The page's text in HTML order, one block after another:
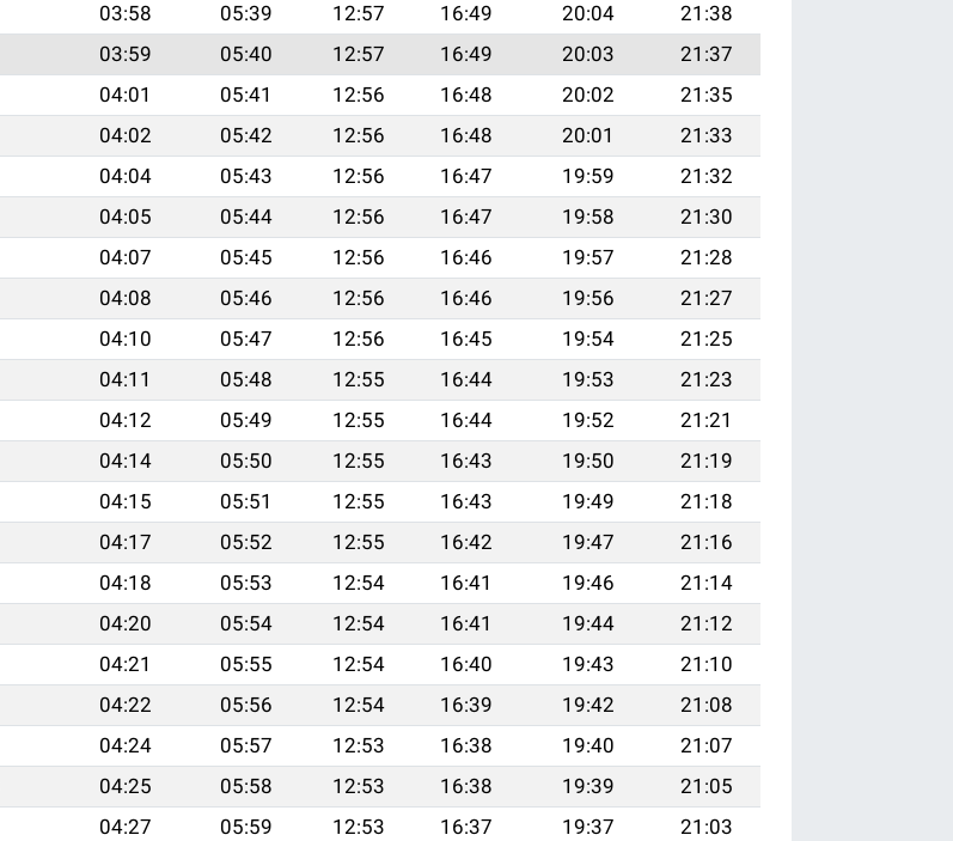
03:58 05:39 12:57 16:49 20:04
21:38
03:59 05:40 12:57 16:49 20:03
21:37
04:01 05:41 12:56 16:48 20:02
21:35
04:02 05:42 12:56 16:48 20:01
21:33
04:04 05:43 12:56 16:47 19:59
21:32
04:05 05:44 12:56 16:47 19:58
21:30
04:07 05:45 12:56 16:46 19:57
21:28
04:08 05:46 12:56 16:46 19:56
21:27
04:10 05:47 12:56 16:45 19:54
21:25
04:11 05:48 12:55 16:44 19:53
21:23
04:12 05:49 12:55 16:44 19:52
21:21
04:14 05:50 12:55 16:43 19:50
21:19
04:15 05:51 12:55 16:43 19:49
21:18
04:17 05:52 12:55 16:42 19:47
21:16
04:18 05:53 12:54 16:41 19:46
21:14
04:20 05:54 12:54 16:41 19:44
21:12
04:21 05:55 12:54 16:40 19:43
21:10
04:22 05:56 12:54 16:39 19:42
21:08
04:24 05:57 12:53 16:38 19:40
21:07
04:25 05:58 12:53 16:38 19:39
21:05
04:27 05:59 12:53 16:37 19:37 21:03